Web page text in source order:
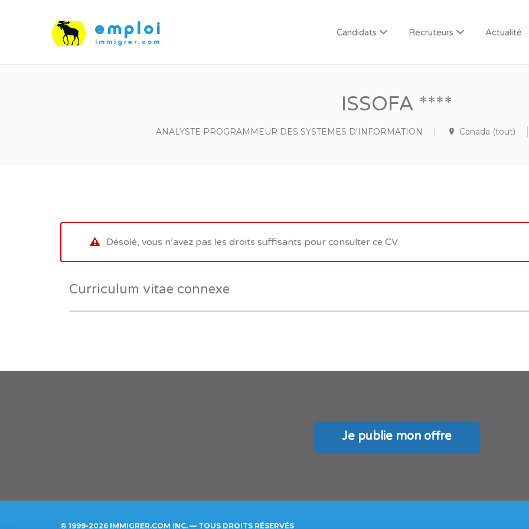
Candidats Recruteurs Actualité
ISSOFA ****
ANALYSTE PROGRAMMEUR DES SYSTEMES D'INFORMATION Canada (tout)
Désolé, vous n’avez pas les droits suffisants pour consulter ce CV.
Curriculum vitae connexe
Je publie mon offre
© 1999-2026 IMMIGRER.COM INC. — TOUS DROITS RÉSERVÉS